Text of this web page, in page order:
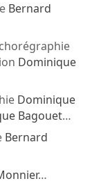
Bernard
chorégraphie
Dominique
Dominique
Bagouet…
Bernard
…